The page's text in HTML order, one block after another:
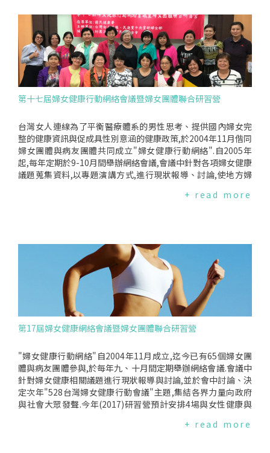
第十七屆婦女健康行動網絡會議暨婦女團體聯合研習營
台灣女人連線為了平衡醫療體系的男性思考、提供國內婦女完
整的健康資訊與促成具性別意涵的健康政策,於2004年11月偕同
婦女團體與病友團體共同成立"婦女健康行動網絡".自2005年
起,每年定期於9-10月間舉辦網絡會議,會議中針對各項婦女健康
議題蒐集資料,以專題演講方式,進行現狀報導、討論,使地方婦
力量向大眾與政府發聲.2017年研習營課程包含"2017婦女健康
8台灣婦女健康行動主題,經過一番討論後,決議明年528台灣婦
女健康行動會議延續以"生育健康"作為重點議題.活動照片專題
演講一《2017年熱門性別健康議題》專題演講二《運動與性
別》專題演講三《婦女常見疾病與保健》議題探討《通姦除
+ read more
第17屆婦女健康網絡會議暨婦女團體聯合研習營
"婦女健康行動網絡"自2004年11月成立,迄今已有65個婦女團
體與病友團體參與,於每年九、十月間定期舉辦網絡會議.會議中
針對婦女健康相關議題進行現狀報導與討論,並於會中討論、決
定次年"528台灣婦女健康行動會議"主題,集結各界力量向政府
與社會大眾發聲.今年(2017)研習營預計安排4場與女性健康與
別"、"女性尿失禁"及"通姦除罪化",歡迎婦女健康網絡成員、
+ read more